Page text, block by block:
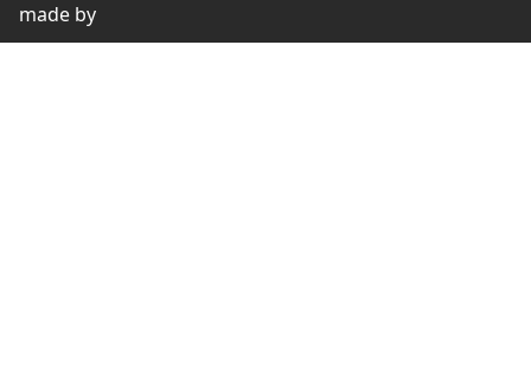
made by